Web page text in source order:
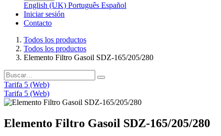
English (UK) Português Español
Iniciar sesión
​Contacto
Todos los productos
Todos los productos
Elemento Filtro Gasoil SDZ-165/205/280
Tarifa 5 (Web)
Tarifa 5 (Web)
Elemento Filtro Gasoil SDZ-165/205/280